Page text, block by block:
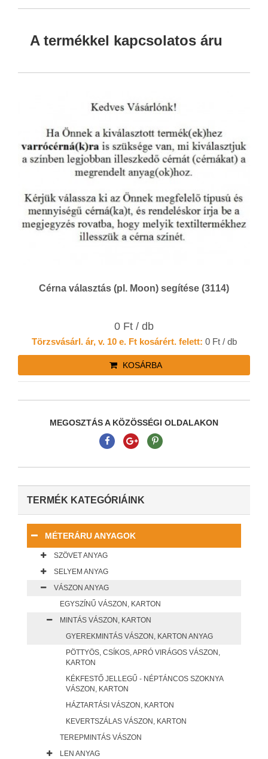
A termékkel kapcsolatos áru
Cérna választás (pl. Moon) segítése (3114)
0 Ft / db
Törzsvásárl. ár, v. 10 e. Ft kosárért. felett: 0 Ft / db
KOSÁRBA
MEGOSZTÁS A KÖZÖSSÉGI OLDALAKON
TERMÉK KATEGÓRIÁINK
MÉTERÁRU ANYAGOK
SZÖVET ANYAG
SELYEM ANYAG
VÁSZON ANYAG
EGYSZÍNŰ VÁSZON, KARTON
MINTÁS VÁSZON, KARTON
GYEREKMINTÁS VÁSZON, KARTON ANYAG
PÖTTYÖS, CSÍKOS, APRÓ VIRÁGOS VÁSZON,
KARTON
KÉKFESTŐ JELLEGŰ - NÉPTÁNCOS SZOKNYA
VÁSZON, KARTON
HÁZTARTÁSI VÁSZON, KARTON
KEVERTSZÁLAS VÁSZON, KARTON
TEREPMINTÁS VÁSZON
LEN ANYAG